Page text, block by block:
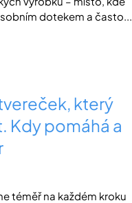
dotekem a často...
který
Kdy pomáhá a
téměř na každém kroku